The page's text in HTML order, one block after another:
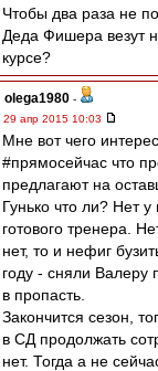
Чтобы два раза не
Деда Фишера везут
курсе?
olega1980 -
29 апр 2015 10:03
Мне вот чего
#прямосейчас что
предлагают на
Гунько что ли? Нет
готового тренера.
нет, то и нефиг
году - сняли Валеру
в пропасть.
Закончится сезон,
в СД продолжать
нет. Тогда а не